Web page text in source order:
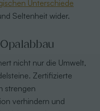
Unterschiede
Seltenheit wider.
nicht nur die Umwelt,
Zertifizierte
strengen
verhindern und